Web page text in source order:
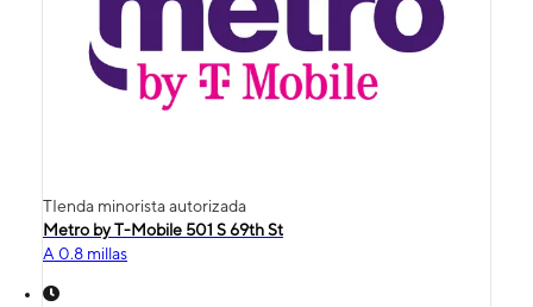
TIenda minorista autorizada
Metro by T-Mobile 501 S 69th St
A 0.8 millas